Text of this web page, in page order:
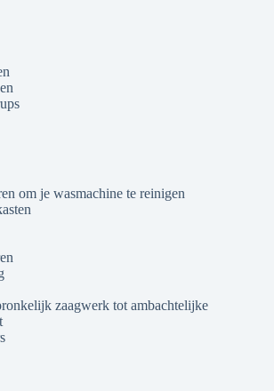
om je wasmachine te reinigen
zaagwerk tot ambachtelijke